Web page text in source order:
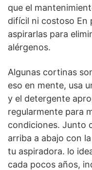
que el
difícil ni costoso En
aspirarlas para
alérgenos.
Algunas cortinas
eso en mente, usa
y el detergente
regularmente para
condiciones. Junto
arriba a abajo con
tu aspiradora. lo
cada pocos años,